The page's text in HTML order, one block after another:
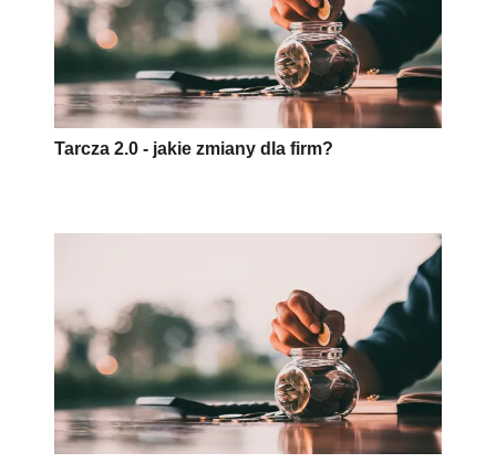
Tarcza 2.0 - jakie zmiany dla firm?